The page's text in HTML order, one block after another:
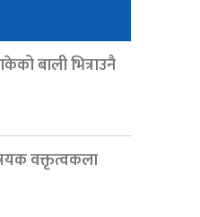
बाली भित्राउनै
वक्तृत्वकला